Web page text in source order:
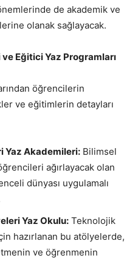
de akademik ve
olanak sağlayacak.
Eğitici Yaz Programları
öğrencilerin
ve eğitimlerin detayları
Yaz Akademileri: Bilimsel
ağırlayacak olan
dünyası uygulamalı
Yaz Okulu: Teknolojik
hazırlanan bu atölyelerde,
ve öğrenmenin